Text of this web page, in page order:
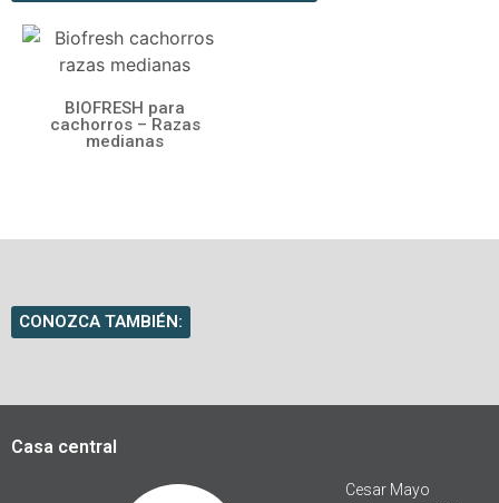
BIOFRESH para
cachorros – Razas
medianas
CONOZCA TAMBIÉN:
Casa central
Cesar Mayo